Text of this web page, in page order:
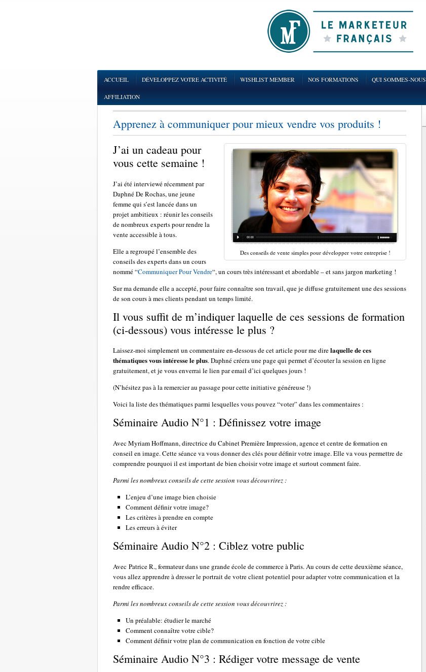
ACCUEIL DÉVELOPPEZ VOTRE ACTIVITÉ WISHLIST MEMBER NOS FORMATIONS QUI SOMMES-NOUS
AFFILIATION
Apprenez à communiquer pour mieux vendre vos produits !
Des conseils de vente simples pour développer votre entreprise !
J’ai un cadeau pour
vous cette semaine !
J’ai été interviewé récemment par
Daphné De Rochas, une jeune
femme qui s’est lancée dans un
projet ambitieux : réunir les conseils
de nombreux experts pour rendre la
vente accessible à tous.
Elle a regroupé l’ensemble des
conseils des experts dans un cours
nommé “Communiquer Pour Vendre“, un cours très intéressant et abordable – et sans jargon marketing !
Sur ma demande elle a accepté, pour faire connaître son travail, que je diffuse gratuitement une des sessions
de son cours à mes clients pendant un temps limité.
Il vous suffit de m’indiquer laquelle de ces sessions de formation
(ci-dessous) vous intéresse le plus ?
Laissez-moi simplement un commentaire en-dessous de cet article pour me direlaquelle de ces
thématiques vous intéresse le plus. Daphné créera une page qui permet d’écouter la session en ligne
gratuitement, et je vous enverrai le lien par email d’ici quelques jours !
(N’hésitez pas à la remercier au passage pour cette initiative généreuse !)
Voici la liste des thématiques parmi lesquelles vous pouvez “voter” dans les commentaires :
Séminaire Audio N°1 : Définissez votre image
Avec Myriam Hoffmann, directrice du Cabinet Première Impression, agence et centre de formation en
conseil en image. Cette séance va vous donner des clés pour définir votre image. Elle va vous permettre de
comprendre pourquoi il est important de bien choisir votre image et surtout comment faire.
Parmi les nombreux conseils de cette session vous découvrirez :
L’enjeu d’une image bien choisie
Comment définir votre image?
Les critères à prendre en compte
Les erreurs à éviter
Séminaire Audio N°2 : Ciblez votre public
Avec Patrice R., formateur dans une grande école de commerce à Paris. Au cours de cette deuxième séance,
vous allez apprendre à dresser le portrait de votre client potentiel pour adapter votre communication et la
rendre efficace.
Parmi les nombreux conseils de cette session vous découvrirez :
Un préalable: étudier le marché
Comment connaître votre cible?
Comment définir votre plan de communication en fonction de votre cible
Séminaire Audio N°3 : Rédiger votre message de vente